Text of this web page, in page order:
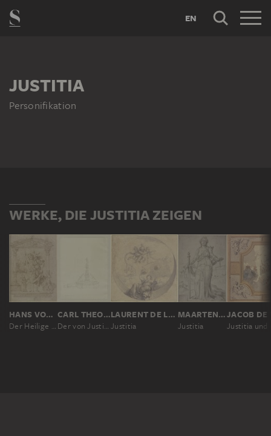
EN
JUSTITIA
Personifikation
WERKE, DIE JUSTITIA ZEIGEN
HANS VON KULMBACH
Der Heilige Christophorus mit kniendem Stifter, in Renaissance-Umrahmung, rechts das Wappen der Nürnberger Familie Stark von Reckendorf, im Giebelfeld Darstellung der Gerechtigkeit
CARL THEODOR REIFFENSTEIN
Der von Justitia bekrönte Brunnen auf dem Martplatz in Michelstadt
LAURENT DE LA HYRE
Justitia
MAARTEN VAN HEEMSKERCK
Justitia
JACOB DE